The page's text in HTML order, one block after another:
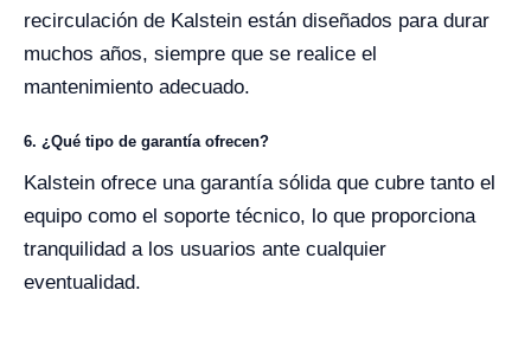
recirculación de Kalstein están diseñados para durar
muchos años, siempre que se realice el
mantenimiento adecuado.
6. ¿Qué tipo de garantía ofrecen?
Kalstein ofrece una garantía sólida que cubre tanto el
equipo como el soporte técnico, lo que proporciona
tranquilidad a los usuarios ante cualquier
eventualidad.